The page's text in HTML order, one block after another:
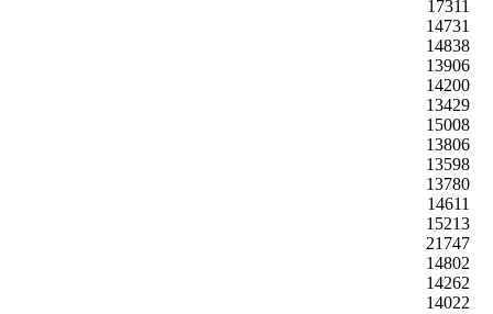
17311
14731
14838
13906
14200
13429
15008
13806
13598
13780
14611
15213
21747
14802
14262
14022